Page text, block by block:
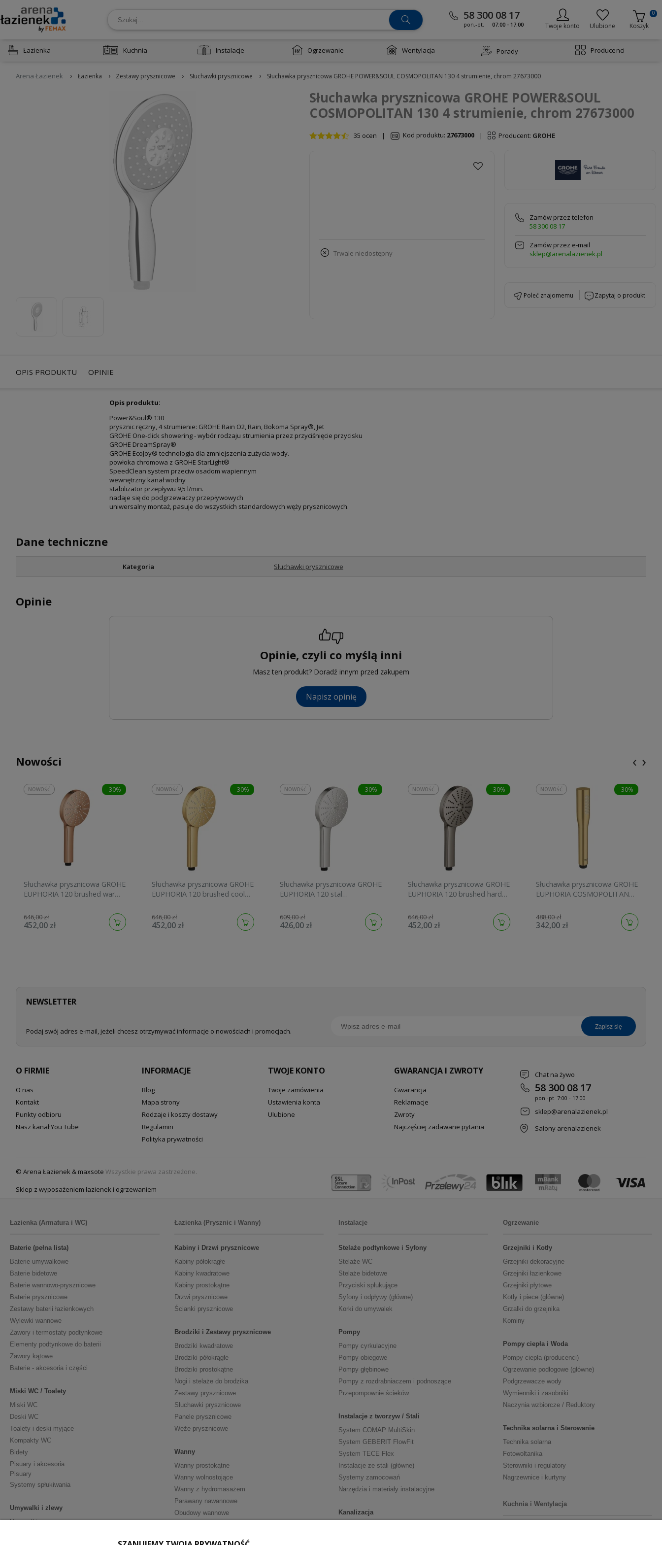
58 300 08 17
pon.-pt. 07:00 - 17:00 Twoje konto Ulubione Koszyk
0
Łazienka Kuchnia Instalacje Ogrzewanie Wentylacja Porady Producenci
Arena Łazienek › Łazienka › Zestawy prysznicowe › Słuchawki prysznicowe › Słuchawka prysznicowa GROHE POWER&SOUL COSMOPOLITAN 130 4 strumienie, chrom 27673000
Słuchawka prysznicowa GROHE POWER&SOUL
COSMOPOLITAN 130 4 strumienie, chrom 27673000
35 ocen | Kod produktu: 27673000 | Producent: GROHE
trwale niedostępny
Zamów przez telefon
58 300 08 17
Zamów przez e-mail
sklep@arenalazienek.pl
poleć znajomemu zapytaj o produkt
OPIS PRODUKTU OPINIE
Opis produktu:
Power&Soul® 130
prysznic ręczny, 4 strumienie: GROHE Rain O2, Rain, Bokoma Spray®, Jet
GROHE One-click showering - wybór rodzaju strumienia przez przyciśnięcie przycisku
GROHE DreamSpray®
GROHE EcoJoy® technologia dla zmniejszenia zużycia wody.
powłoka chromowa z GROHE StarLight®
SpeedClean system przeciw osadom wapiennym
wewnętrzny kanał wodny
stabilizator przepływu 9,5 l/min.
nadaje się do podgrzewaczy przepływowych
uniwersalny montaż, pasuje do wszystkich standardowych węży prysznicowych.
Dane techniczne
Kategoria Słuchawki prysznicowe
Opinie
Opinie, czyli co myślą inni
Masz ten produkt? Doradź innym przed zakupem
Napisz opinię
Nowości
-30%
Słuchawka prysznicowa GROHE
EUPHORIA 120 brushed warm
646,00 zł
452,00 zł
NOWOŚĆ -30%
Słuchawka prysznicowa GROHE
EUPHORIA 120 brushed cool
646,00 zł
452,00 zł
NOWOŚĆ -30%
Słuchawka prysznicowa GROHE
EUPHORIA 120 stal
609,00 zł
426,00 zł
NOWOŚĆ -30%
Słuchawka prysznicowa GROHE
EUPHORIA 120 brushed hard
646,00 zł
452,00 zł
NOWOŚĆ -30%
Słuchawka prysznicowa GROHE
EUPHORIA COSMOPOLITAN
27400GN0
488,00 zł
342,00 zł
NOWOŚĆ
‹ ›
NEWSLETTER
Podaj swój adres e-mail, jeżeli chcesz otrzymywać informacje o nowościach i promocjach.
zapisz się
O FIRMIE
O nas
Kontakt
Punkty odbioru
Nasz kanał You Tube
INFORMACJE
Blog
Mapa strony
Rodzaje i koszty dostawy
Regulamin
Polityka prywatności
TWOJE KONTO
Twoje zamówienia
Ustawienia konta
Ulubione
GWARANCJA I ZWROTY
Gwarancja
Reklamacje
Zwroty
Najczęściej zadawane pytania
Chat na żywo
58 300 08 17
pon.-pt. 7:00 - 17:00
sklep@arenalazienek.pl
Salony arenalazienek
© Arena Łazienek & maxsote Wszystkie prawa zastrzeżone.
Sklep z wyposażeniem łazienek i ogrzewaniem
Łazienka (Armatura i WC)
Baterie (pełna lista)
Baterie umywalkowe
Baterie bidetowe
Baterie wannowo-prysznicowe
Baterie prysznicowe
Zestawy baterii łazienkowych
Wylewki wannowe
Zawory i termostaty podtynkowe
Elementy podtynkowe do baterii
Zawory kątowe
Baterie - akcesoria i części
Miski WC / Toalety
Miski WC
Deski WC
Toalety i deski myjące
Kompakty WC
Bidety
Pisuary i akcesoria
Pisuary
Systemy spłukiwania
Umywalki i zlewy
Umywalki
Łazienka (Prysznic i Wanny)
Kabiny i Drzwi prysznicowe
Kabiny półokrągłe
Kabiny kwadratowe
Kabiny prostokątne
Drzwi prysznicowe
Ścianki prysznicowe
Brodziki i Zestawy prysznicowe
Brodziki kwadratowe
Brodziki półokrągłe
Brodziki prostokątne
Nogi i stelaże do brodzika
Zestawy prysznicowe
Słuchawki prysznicowe
Panele prysznicowe
Węże prysznicowe
Wanny
Wanny prostokątne
Wanny wolnostojące
Wanny z hydromasażem
Parawany nawannowe
Obudowy wannowe
Instalacje
Stelaże podtynkowe i Syfony
Stelaże WC
Stelaże bidetowe
Przyciski spłukujące
Syfony i odpływy (główne)
Korki do umywalek
Pompy
Pompy cyrkulacyjne
Pompy obiegowe
Pompy głębinowe
Pompy z rozdrabniaczem i podnoszące
Przepompownie ścieków
Instalacje z tworzyw / Stali
System COMAP MultiSkin
System GEBERIT FlowFit
System TECE Flex
Instalacje ze stali (główne)
Systemy zamocowań
Narzędzia i materiały instalacyjne
Kanalizacja
Ogrzewanie
Grzejniki i Kotły
Grzejniki dekoracyjne
Grzejniki łazienkowe
Grzejniki płytowe
Kotły i piece (główne)
Grzałki do grzejnika
Kominy
Pompy ciepła i Woda
Pompy ciepła (producenci)
Ogrzewanie podłogowe (główne)
Podgrzewacze wody
Wymienniki i zasobniki
Naczynia wzbiorcze / Reduktory
Technika solarna i Sterowanie
Technika solarna
Fotowoltanika
Sterowniki i regulatory
Nagrzewnice i kurtyny
Kuchnia i Wentylacja